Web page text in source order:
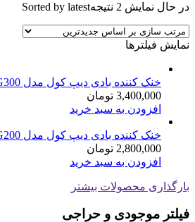
در حال نمایش 2 نتیجه Sorted by latest
نمایش فیلترها
خنک کننده بادی دیپ کول مدل DEEPCOOL AG300
3,400,000 تومان
افزودن به سبد خرید
خنک کننده بادی دیپ کول مدل DEEPCOOL AG200
2,800,000 تومان
افزودن به سبد خرید
بارگذاری محصولات بیشتر
فیلتر موجودی و حراجی